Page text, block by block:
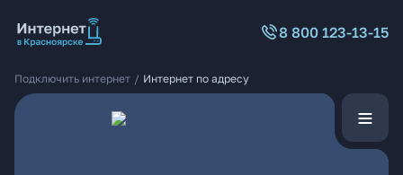
8 800 123-13-15
Подключить интернет / Интернет по адресу